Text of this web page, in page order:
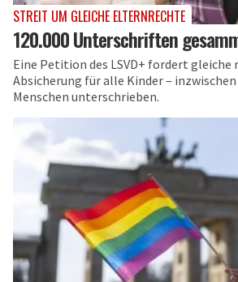
STREIT UM GLEICHE ELTERNRECHTE
120.000 Unterschriften
Eine Petition des LSVD+ fordert gleiche
Absicherung für alle Kinder – inzwischen
Menschen unterschrieben.